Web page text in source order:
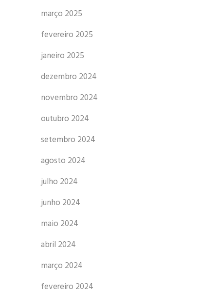
março 2025
fevereiro 2025
janeiro 2025
dezembro 2024
novembro 2024
outubro 2024
setembro 2024
agosto 2024
julho 2024
junho 2024
maio 2024
abril 2024
março 2024
fevereiro 2024